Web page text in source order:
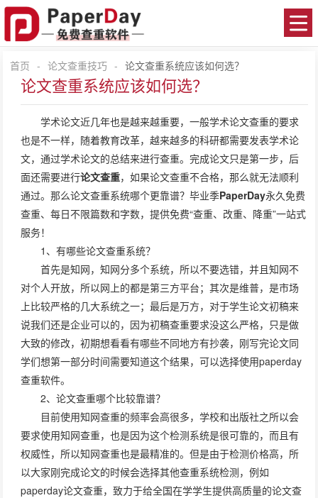
首页 - 论文查重技巧 - 论文查重系统应该如何选？
论文查重系统应该如何选？
学术论文近几年也是越来越重要，一般学术论文查重的要求
也是不一样，随着教育改革，越来越多的科研都需要发表学术论
文，通过学术论文的总结来进行查重。完成论文只是第一步，后
面还需要进行论文查重，如果论文查重不合格，那么就无法顺利
通过。那么论文查重系统哪个更靠谱？毕业季PaperDay永久免费
查重、每日不限篇数和字数，提供免费“查重、改重、降重”一站式
服务！
1、有哪些论文查重系统？
首先是知网，知网分多个系统，所以不要选错，并且知网不
对个人开放，所以网上的都是第三方平台；其次是维普，是市场
上比较严格的几大系统之一；最后是万方，对于学生论文初稿来
说我们还是企业可以的，因为初稿查重要求没这么严格，只是做
大致的修改，初期想看看有哪些不同地方有抄袭，刚写完论文同
学们想第一部分时间需要知道这个结果，可以选择使用paperday
查重软件。
2、论文查重哪个比较靠谱？
目前使用知网查重的频率会高很多，学校和出版社之所以会
要求使用知网查重，也是因为这个检测系统是很可靠的，而且有
权威性，所以知网查重也是最精准的。但是由于检测价格高，所
以大家刚完成论文的时候会选择其他查重系统检测，例如
paperday论文查重，致力于给全国在学学生提供高质量的论文查